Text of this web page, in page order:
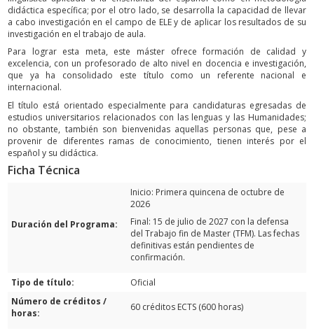
didáctica específica; por el otro lado, se desarrolla la capacidad de llevar
a cabo investigación en el campo de ELE y de aplicar los resultados de su
investigación en el trabajo de aula.
Para lograr esta meta, este máster ofrece formación de calidad y
excelencia, con un profesorado de alto nivel en docencia e investigación,
que ya ha consolidado este título como un referente nacional e
internacional.
El título está orientado especialmente para candidaturas egresadas de
estudios universitarios relacionados con las lenguas y las Humanidades;
no obstante, también son bienvenidas aquellas personas que, pese a
provenir de diferentes ramas de conocimiento, tienen interés por el
español y su didáctica.
Ficha Técnica
Duración del Programa:
Inicio: Primera quincena de octubre de
2026
Final: 15 de julio de 2027 con la defensa
del Trabajo fin de Master (TFM). Las fechas
definitivas están pendientes de
confirmación.
Tipo de título:
Oficial
Número de créditos /
horas:
60 créditos ECTS (600 horas)